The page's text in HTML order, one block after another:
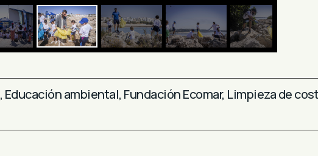
, Educación ambiental, Fundación Ecomar, Limpieza de